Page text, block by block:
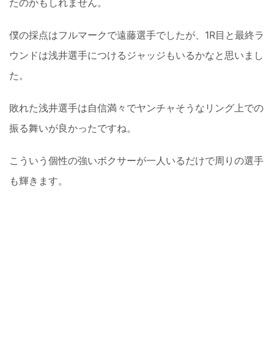
僕の採点はフルマークで遠藤選手でしたが、1R目と最終ラ
ウンドは浅井選手につけるジャッジもいるかなと思いまし
た。
敗れた浅井選手は自信満々でヤンチャそうなリング上での
振る舞いが良かったですね。
こういう個性の強いボクサーが一人いるだけで周りの選手
も輝きます。